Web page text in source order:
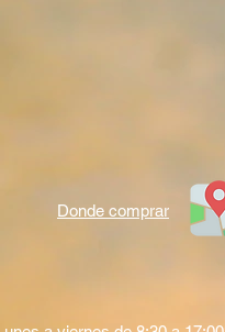
Donde comprar